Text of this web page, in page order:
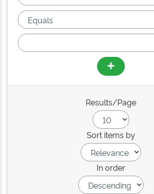
Results/Page
Sort items by
In order